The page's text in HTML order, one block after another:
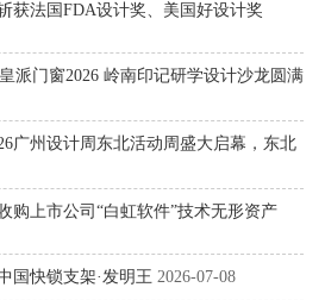
获法国FDA设计奖、美国好设计奖
派门窗2026 岭南印记研学设计沙龙圆满
广州设计周东北活动周盛大启幕，东北
购上市公司“白虹软件”技术无形资产
国快锁支架·发明王 2026-07-08